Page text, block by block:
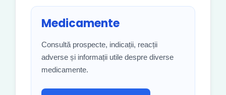
Medicamente
Consultă prospecte, indicații, reacții
adverse și informații utile despre diverse
medicamente.